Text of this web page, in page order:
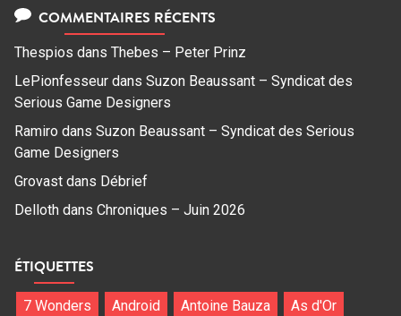
COMMENTAIRES RÉCENTS
Thespios dans Thebes – Peter Prinz
LePionfesseur dans Suzon Beaussant – Syndicat des
Serious Game Designers
Ramiro dans Suzon Beaussant – Syndicat des Serious
Game Designers
Grovast dans Débrief
Delloth dans Chroniques – Juin 2026
ÉTIQUETTES
7 Wonders Android Antoine Bauza
As d'Or